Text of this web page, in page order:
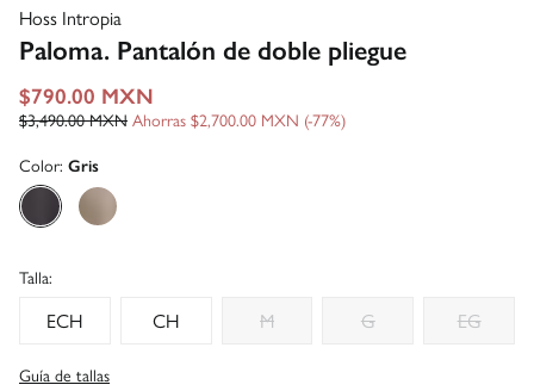
Hoss Intropia
Paloma. Pantalón de doble pliegue
$790.00 MXN
$3,490.00 MXN Ahorras $2,700.00 MXN 77
Color: Gris
Talla:
ECH CH M G EG
Guía de tallas